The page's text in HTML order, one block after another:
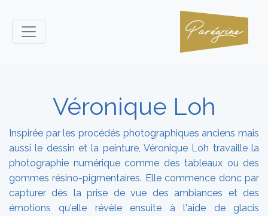
Véronique Loh
Inspirée par les procédés photographiques anciens mais
aussi le dessin et la peinture, Véronique Loh travaille la
photographie numérique comme des tableaux ou des
gommes résino-pigmentaires. Elle commence donc par
capturer dès la prise de vue des ambiances et des
émotions qu'elle révèle ensuite à l'aide de glacis